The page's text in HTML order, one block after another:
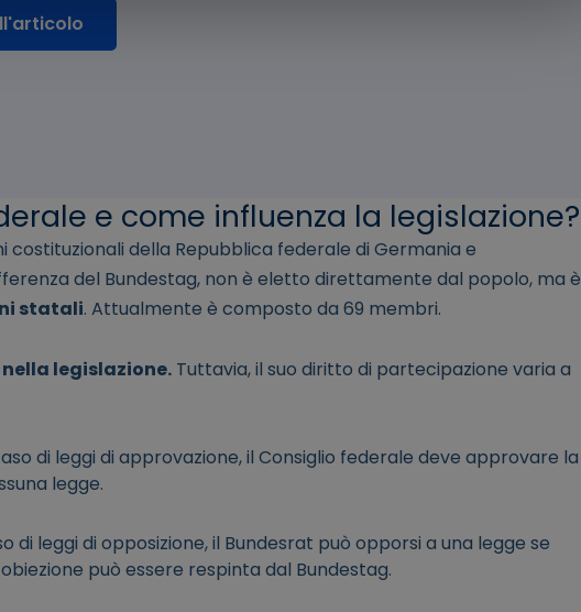
e come influenza la legislazione?
costituzionali della Repubblica federale di Germania e
del Bundestag, non è eletto direttamente dal popolo, ma è
statali. Attualmente è composto da 69 membri.
legislazione. Tuttavia, il suo diritto di partecipazione varia a
di leggi di approvazione, il Consiglio federale deve approvare la
legge.
di leggi di opposizione, il Bundesrat può opporsi a una legge se
può essere respinta dal Bundestag.